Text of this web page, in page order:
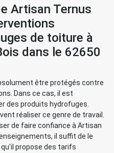
Artisan Ternus
de toiture à
dans le 62650
être protégés contre
Dans ce cas, il est
des produits hydrofuges.
réaliser ce genre de travail.
de faire confiance à Artisan
il suffit de le
propose des tarifs